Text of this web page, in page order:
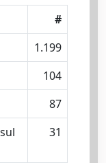
#
1.199
104
87
31